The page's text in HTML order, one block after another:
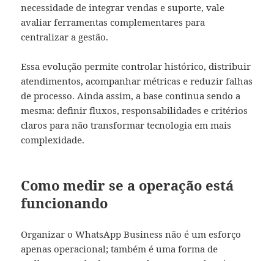
necessidade de integrar vendas e suporte, vale
avaliar ferramentas complementares para
centralizar a gestão.
Essa evolução permite controlar histórico, distribuir
atendimentos, acompanhar métricas e reduzir falhas
de processo. Ainda assim, a base continua sendo a
mesma: definir fluxos, responsabilidades e critérios
claros para não transformar tecnologia em mais
complexidade.
Como medir se a operação está
funcionando
Organizar o WhatsApp Business não é um esforço
apenas operacional; também é uma forma de